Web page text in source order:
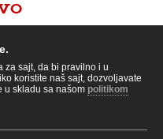
za sajt, da bi pravilno i u
koristite naš sajt, dozvoljavate
u skladu sa našom politikom